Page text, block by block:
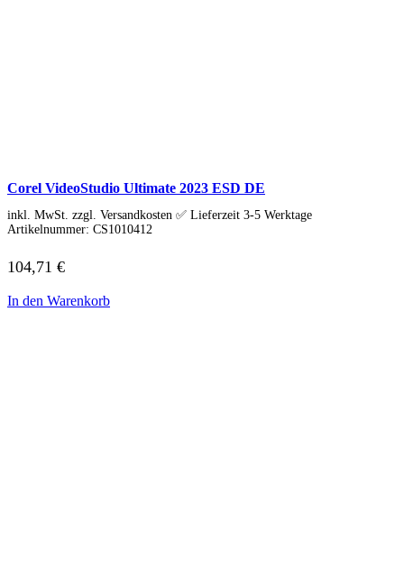
Corel VideoStudio Ultimate 2023 ESD DE
inkl. MwSt. zzgl. Versandkosten ✅ Lieferzeit 3-5 Werktage
Artikelnummer: CS1010412
104,71 €
In den Warenkorb